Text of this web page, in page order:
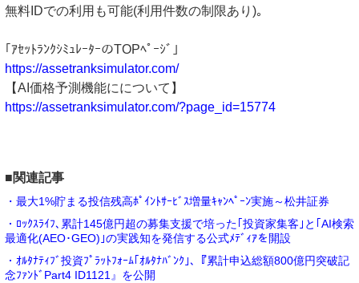
無料IDでの利用も可能(利用件数の制限あり)｡
｢ｱｾｯﾄﾗﾝｸｼﾐｭﾚｰﾀｰのTOPﾍﾟｰｼﾞ｣
https://assetranksimulator.com/
【AI価格予測機能にについて】
https://assetranksimulator.com/?page_id=15774
■関連記事
・最大1%貯まる投信残高ﾎﾟｲﾝﾄｻｰﾋﾞｽ増量ｷｬﾝﾍﾟｰﾝ実施～松井証券
・ﾛｯｸｽﾗｲﾌ､累計145億円超の募集支援で培った｢投資家集客｣と｢AI検索
最適化(AEO･GEO)｣の実践知を発信する公式ﾒﾃﾞｨｱを開設
・ｵﾙﾀﾅﾃｨﾌﾞ投資ﾌﾟﾗｯﾄﾌｫｰﾑ｢ｵﾙﾀﾅﾊﾞﾝｸ｣､『累計申込総額800億円突破記
念ﾌｧﾝﾄﾞPart4 ID1121』を公開